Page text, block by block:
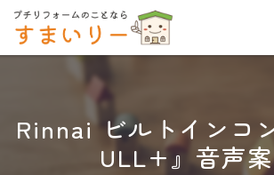
Rinnai ビルトインコ
ULL+』音声